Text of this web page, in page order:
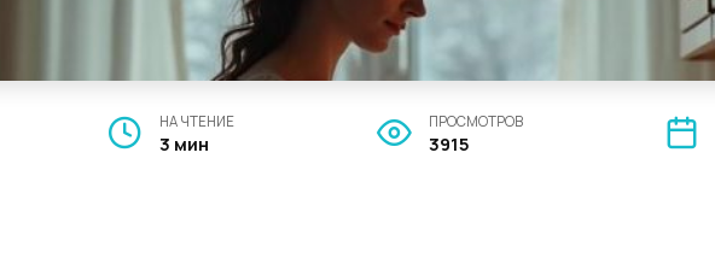
НА ЧТЕНИЕ
3 мин
ПРОСМОТРОВ
3915